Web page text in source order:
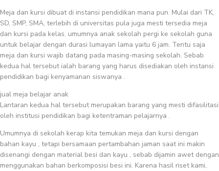
Meja dan kursi dibuat di instansi pendidikan mana pun. Mulai dari TK,
SD, SMP, SMA, terlebih di universitas pula juga mesti tersedia meja
dan kursi pada kelas. umumnya anak sekolah pergi ke sekolah guna
untuk belajar dengan durasi lumayan lama yaitu 6 jam. Tentu saja
meja dan kursi wajib datang pada masing-masing sekolah. Sebab
kedua hal tersebut ialah barang yang harus disediakan oleh instansi
pendidikan bagi kenyamanan siswanya .
jual meja belajar anak
Lantaran kedua hal tersebut merupakan barang yang mesti difasilitasi
oleh institusi pendidikan bagi ketentraman pelajarnya .
Umumnya di sekolah kerap kita temukan meja dan kursi dengan
bahan kayu , tetapi bersamaan pertambahan jaman saat ini makin
disenangi dengan material besi dan kayu , sebab dijamin awet dengan
menggunakan bahan berkomposisi besi ini. Karena hasil riset kami,